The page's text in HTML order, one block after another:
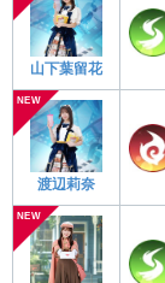
山下葉留花
渡辺莉奈